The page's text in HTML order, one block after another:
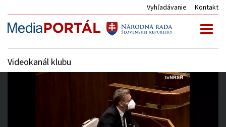
Vyhľadávanie Kontakt
Videokanál klubu